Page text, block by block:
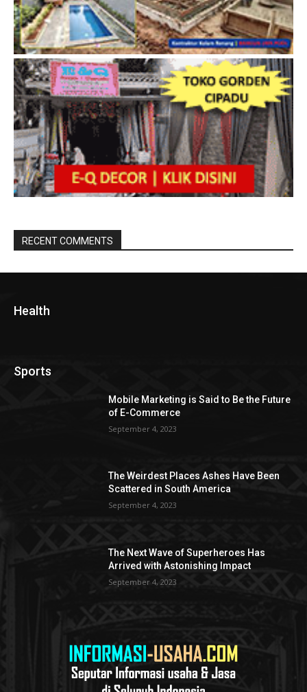
RECENT COMMENTS
Health
Sports
Mobile Marketing is Said to Be the Future
of E-Commerce
September 4, 2023
The Weirdest Places Ashes Have Been
Scattered in South America
September 4, 2023
The Next Wave of Superheroes Has
Arrived with Astonishing Impact
September 4, 2023